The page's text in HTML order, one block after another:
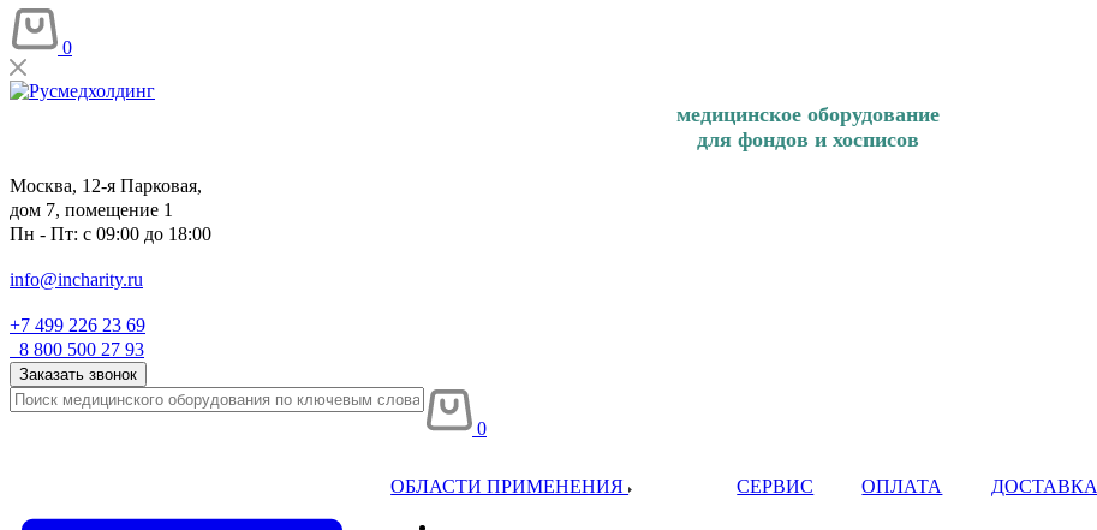
0
медицинское оборудование
для фондов и хосписов
Москва, 12-я Парковая,
дом 7, помещение 1
Пн - Пт: с 09:00 до 18:00
info@incharity.ru
+7 499 226 23 69
8 800 500 27 93
Заказать звонок
0
ОБЛАСТИ ПРИМЕНЕНИЯ СЕРВИС ОПЛАТА ДОСТАВКА